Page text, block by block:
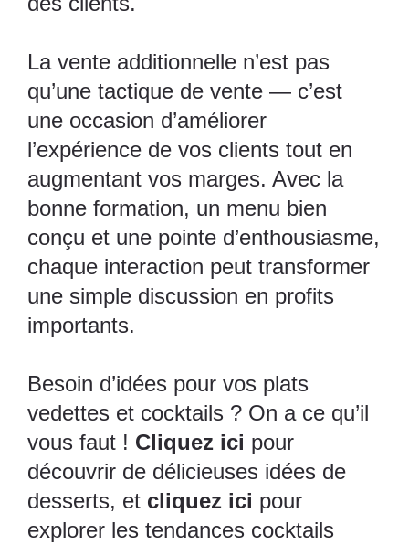
La vente additionnelle n’est pas
qu’une tactique de vente — c’est
une occasion d’améliorer
l’expérience de vos clients tout en
augmentant vos marges. Avec la
bonne formation, un menu bien
conçu et une pointe d’enthousiasme,
chaque interaction peut transformer
une simple discussion en profits
importants.
Besoin d’idées pour vos plats
vedettes et cocktails ? On a ce qu’il
vous faut ! Cliquez ici pour
découvrir de délicieuses idées de
desserts, et cliquez ici pour
explorer les tendances cocktails